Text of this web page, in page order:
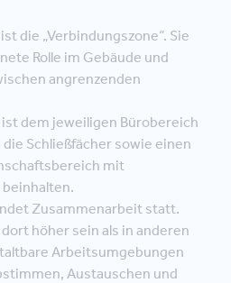
ist die „Verbindungszone“. Sie
Rolle im Gebäude und
angrenzenden
ist dem jeweiligen Bürobereich
Schließfächer sowie einen
mit
Zusammenarbeit statt.
höher sein als in anderen
Arbeitsumgebungen
Austauschen und